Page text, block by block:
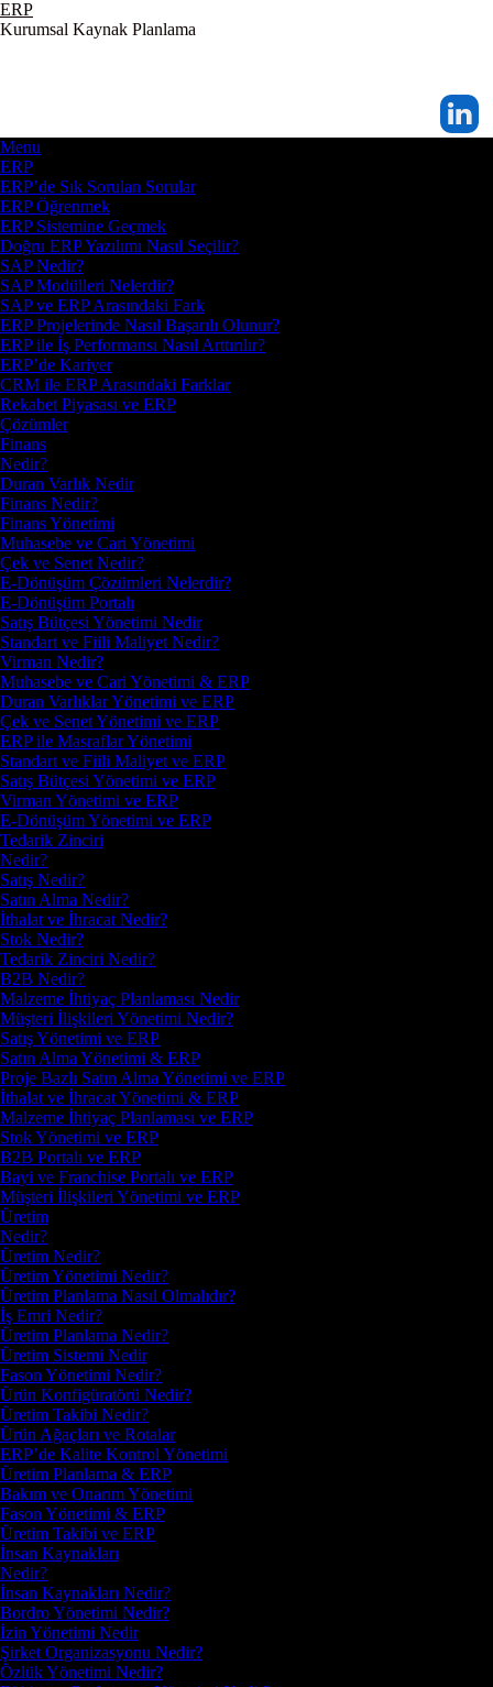
ERP
Kurumsal Kaynak Planlama
Menu
ERP
ERP’de Sık Sorulan Sorular
ERP Öğrenmek
ERP Sistemine Geçmek
Doğru ERP Yazılımı Nasıl Seçilir?
SAP Nedir?
SAP Modülleri Nelerdir?
SAP ve ERP Arasındaki Fark
ERP Projelerinde Nasıl Başarılı Olunur?
ERP ile İş Performansı Nasıl Arttırılır?
ERP’de Kariyer
CRM ile ERP Arasındaki Farklar
Rekabet Piyasası ve ERP
Çözümler
Finans
Nedir?
Duran Varlık Nedir
Finans Nedir?
Finans Yönetimi
Muhasebe ve Cari Yönetimi
Çek ve Senet Nedir?
E-Dönüşüm Çözümleri Nelerdir?
E-Dönüşüm Portalı
Satış Bütçesi Yönetimi Nedir
Standart ve Fiili Maliyet Nedir?
Virman Nedir?
Muhasebe ve Cari Yönetimi & ERP
Duran Varlıklar Yönetimi ve ERP
Çek ve Senet Yönetimi ve ERP
ERP ile Masraflar Yönetimi
Standart ve Fiili Maliyet ve ERP
Satış Bütçesi Yönetimi ve ERP
Virman Yönetimi ve ERP
E-Dönüşüm Yönetimi ve ERP
Tedarik Zinciri
Nedir?
Satış Nedir?
Satın Alma Nedir?
İthalat ve İhracat Nedir?
Stok Nedir?
Tedarik Zinciri Nedir?
B2B Nedir?
Malzeme İhtiyaç Planlaması Nedir
Müşteri İlişkileri Yönetimi Nedir?
Satış Yönetimi ve ERP
Satın Alma Yönetimi & ERP
Proje Bazlı Satın Alma Yönetimi ve ERP
İthalat ve İhracat Yönetimi & ERP
Malzeme İhtiyaç Planlaması ve ERP
Stok Yönetimi ve ERP
B2B Portalı ve ERP
Bayi ve Franchise Portalı ve ERP
Müşteri İlişkileri Yönetimi ve ERP
Üretim
Nedir?
Üretim Nedir?
Üretim Yönetimi Nedir?
Üretim Planlama Nasıl Olmalıdır?
İş Emri Nedir?
Üretim Planlama Nedir?
Üretim Sistemi Nedir
Fason Yönetimi Nedir?
Ürün Konfigüratörü Nedir?
Üretim Takibi Nedir?
Ürün Ağaçları ve Rotalar
ERP’de Kalite Kontrol Yönetimi
Üretim Planlama & ERP
Bakım ve Onarım Yönetimi
Fason Yönetimi & ERP
Üretim Takibi ve ERP
İnsan Kaynakları
Nedir?
İnsan Kaynakları Nedir?
Bordro Yönetimi Nedir?
İzin Yönetimi Nedir
Şirket Organizasyonu Nedir?
Özlük Yönetimi Nedir?